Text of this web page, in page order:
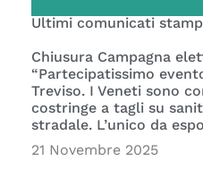
Ultimi comunicati
Chiusura Campagna
“Partecipatissimo
Treviso. I Veneti sono
costringe a tagli su
stradale. L’unico da
21 Novembre 2025